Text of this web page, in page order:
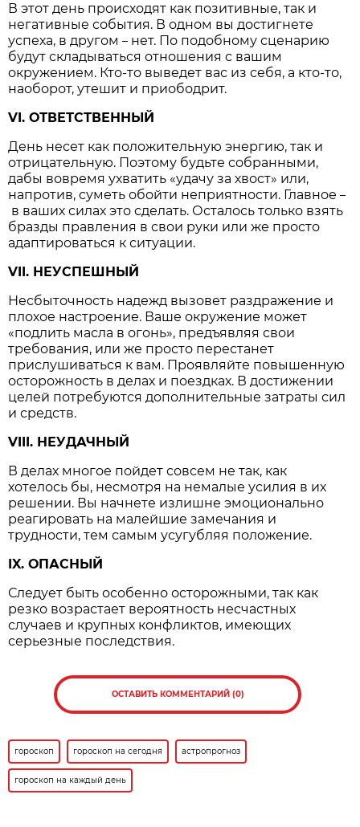
В этот день происходят как позитивные, так и
негативные события. В одном вы достигнете
успеха, в другом– нет. По подобному сценарию
будут складываться отношения с вашим
окружением. Кто-то выведет вас из себя, а кто-то,
наоборот, утешит и приободрит.
VI. ОТВЕТСТВЕННЫЙ
День несет как положительную энергию, так и
отрицательную. Поэтому будьте собранными,
дабы вовремя ухватить «удачу за хвост» или,
напротив, суметь обойти неприятности. Главное–
в ваших силах это сделать. Осталось только взять
бразды правления в свои руки или же просто
адаптироваться к ситуации.
VII. НЕУСПЕШНЫЙ
Несбыточность надежд вызовет раздражение и
плохое настроение. Ваше окружение может
«подлить масла в огонь», предъявляя свои
требования, или же просто перестанет
прислушиваться к вам. Проявляйте повышенную
осторожность в делах и поездках. В достижении
целей потребуются дополнительные затраты сил
и средств.
VIII. НЕУДАЧНЫЙ
В делах многое пойдет совсем не так, как
хотелось бы, несмотря на немалые усилия в их
решении. Вы начнете излишне эмоционально
реагировать на малейшие замечания и
трудности, тем самым усугубляя положение.
IX. ОПАСНЫЙ
Следует быть особенно осторожными, так как
резко возрастает вероятность несчастных
случаев и крупных конфликтов, имеющих
серьезные последствия.
ОСТАВИТЬ КОММЕНТАРИЙ (0)
гороскоп гороскоп на сегодня астропрогноз
гороскоп на каждый день